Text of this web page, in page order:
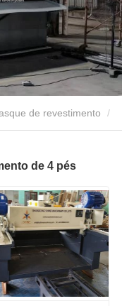
de revestimento
de 4 pés